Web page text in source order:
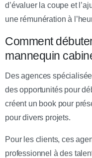
d’évaluer la coupe et
une rémunération à
Comment
mannequin
Des agences
des opportunités pour
créent un book pour
pour divers projets.
Pour les clients, ces
professionnel à des